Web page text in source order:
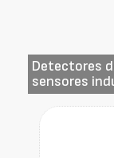
Detectores
sensores